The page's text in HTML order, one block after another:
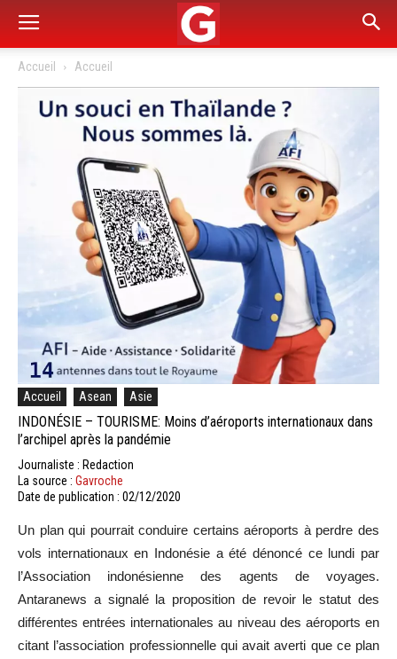
Accueil Accueil
Accueil Asean Asie
INDONÉSIE – TOURISME: Moins d’aéroports internationaux dans
l’archipel après la pandémie
Journaliste : Redaction
La source : Gavroche
Date de publication : 02/12/2020
Un plan qui pourrait conduire certains aéroports à perdre des
vols internationaux en Indonésie a été dénoncé ce lundi par
l’Association indonésienne des agents de voyages.
Antaranews a signalé la proposition de revoir le statut des
différentes entrées internationales au niveau des aéroports en
citant l’association professionnelle qui avait averti que ce plan